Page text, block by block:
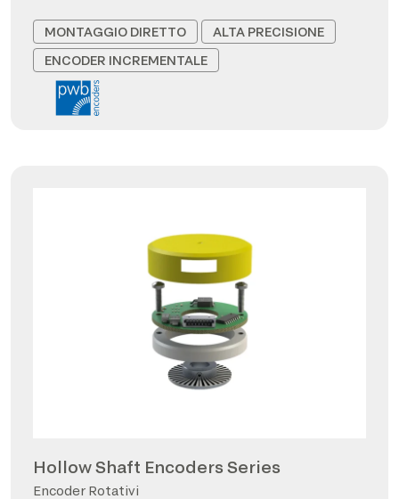
MONTAGGIO DIRETTO
ALTA PRECISIONE
ENCODER INCREMENTALE
Hollow Shaft Encoders Series
Encoder Rotativi